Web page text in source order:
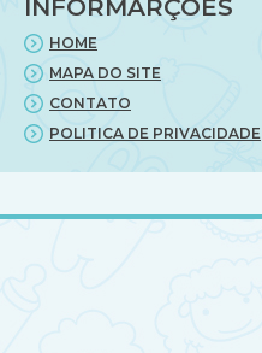
INFORMARÇÕES
HOME
MAPA DO SITE
CONTATO
POLITICA DE PRIVACIDADE